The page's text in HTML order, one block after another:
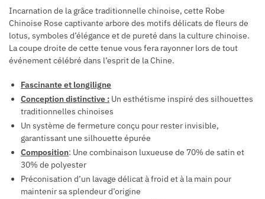
Incarnation de la grâce traditionnelle chinoise, cette Robe
Chinoise Rose captivante arbore des motifs délicats de fleurs de
lotus, symboles d’élégance et de pureté dans la culture chinoise.
La coupe droite de cette tenue vous fera rayonner lors de tout
événement célébré dans l’esprit de la Chine.
Fascinante et longiligne
Conception distinctive : Un esthétisme inspiré des silhouettes
traditionnelles chinoises
Un système de fermeture conçu pour rester invisible,
garantissant une silhouette épurée
Composition: Une combinaison luxueuse de 70% de satin et
30% de polyester
Préconisation d’un lavage délicat à froid et à la main pour
maintenir sa splendeur d’origine